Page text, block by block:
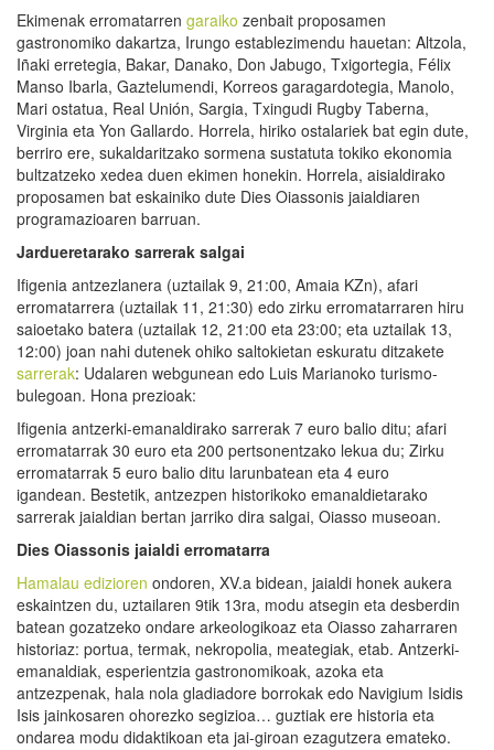
Ekimenak erromatarren garaiko zenbait proposamen
gastronomiko dakartza, Irungo establezimendu hauetan: Altzola,
Iñaki erretegia, Bakar, Danako, Don Jabugo, Txigortegia, Félix
Manso Ibarla, Gaztelumendi, Korreos garagardotegia, Manolo,
Mari ostatua, Real Unión, Sargia, Txingudi Rugby Taberna,
Virginia eta Yon Gallardo. Horrela, hiriko ostalariek bat egin dute,
berriro ere, sukaldaritzako sormena sustatuta tokiko ekonomia
bultzatzeko xedea duen ekimen honekin. Horrela, aisialdirako
proposamen bat eskainiko dute Dies Oiassonis jaialdiaren
programazioaren barruan.
Jardueretarako sarrerak salgai
Ifigenia antzezlanera (uztailak 9, 21:00, Amaia KZn), afari
erromatarrera (uztailak 11, 21:30) edo zirku erromatarraren hiru
saioetako batera (uztailak 12, 21:00 eta 23:00; eta uztailak 13,
12:00) joan nahi dutenek ohiko saltokietan eskuratu ditzakete
sarrerak: Udalaren webgunean edo Luis Marianoko turismo-
bulegoan. Hona prezioak:
Ifigenia antzerki-emanaldirako sarrerak 7 euro balio ditu; afari
erromatarrak 30 euro eta 200 pertsonentzako lekua du; Zirku
erromatarrak 5 euro balio ditu larunbatean eta 4 euro
igandean. Bestetik, antzezpen historikoko emanaldietarako
sarrerak jaialdian bertan jarriko dira salgai, Oiasso museoan.
Dies Oiassonis jaialdi erromatarra
Hamalau edizioren ondoren, XV.a bidean, jaialdi honek aukera
eskaintzen du, uztailaren 9tik 13ra, modu atsegin eta desberdin
batean gozatzeko ondare arkeologikoaz eta Oiasso zaharraren
historiaz: portua, termak, nekropolia, meategiak, etab. Antzerki-
emanaldiak, esperientzia gastronomikoak, azoka eta
antzezpenak, hala nola gladiadore borrokak edo Navigium Isidis
Isis jainkosaren ohorezko segizioa… guztiak ere historia eta
ondarea modu didaktikoan eta jai-giroan ezagutzera emateko.